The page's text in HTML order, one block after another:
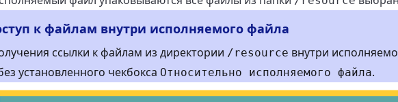
к файлам внутри исполняемого файла
ссылки к файлам из директории /resource внутри
установленного чекбокса Относительно исполняемого файла.